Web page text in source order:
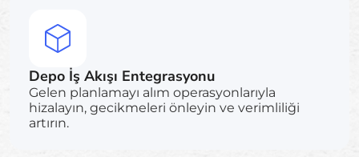
Depo İş Akışı Entegrasyonu
Gelen planlamayı alım operasyonlarıyla
hizalayın, gecikmeleri önleyin ve verimliliği
artırın.